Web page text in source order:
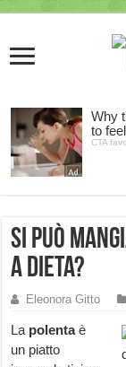
Si può
a dieta?
Eleonora Gitto
La polentaè
un piatto